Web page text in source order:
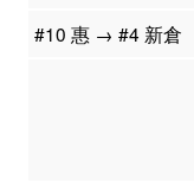
#10 惠 → #4 新倉